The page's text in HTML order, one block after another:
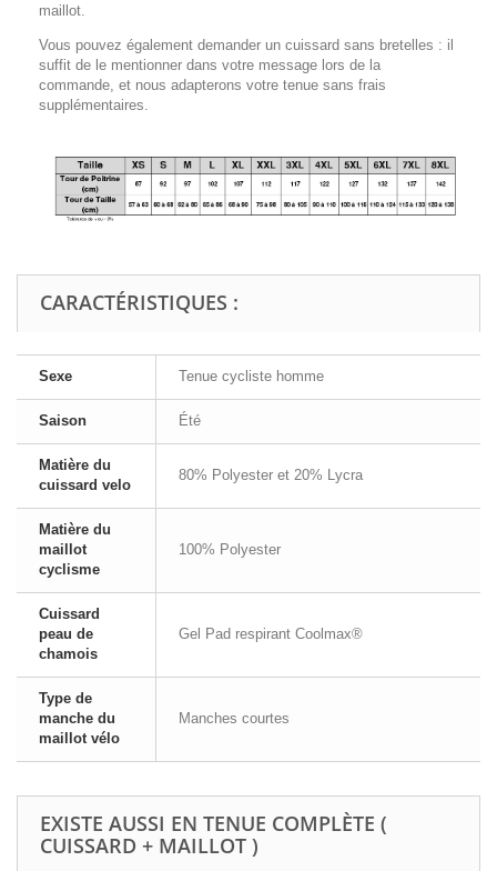
maillot.
Vous pouvez également demander un cuissard sans bretelles : il
suffit de le mentionner dans votre message lors de la
commande, et nous adapterons votre tenue sans frais
supplémentaires.
CARACTÉRISTIQUES :
Sexe Tenue cycliste homme
Saison Été
Matière du
cuissard velo
80% Polyester et 20% Lycra
Matière du
maillot
cyclisme
100% Polyester
Cuissard
peau de
chamois
Gel Pad respirant Coolmax®
Type de
manche du
maillot vélo
Manches courtes
EXISTE AUSSI EN TENUE COMPLÈTE (
CUISSARD + MAILLOT )